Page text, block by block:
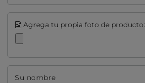
Agrega tu propia foto de producto:
Su nombre